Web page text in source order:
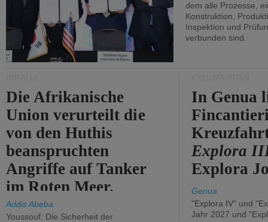
dem alle Prozesse,
Konstruktion,
Inspektion und
verbunden sind.
Die Afrikanische
Union verurteilt die
von den Huthis
beanspruchten
Angriffe auf Tanker
im Roten Meer.
Addis Abeba
Youssouf: Die Sicherheit der
In Genua
Explora
Explora
Genua
"Explora IV" und
Jahr 2027 und